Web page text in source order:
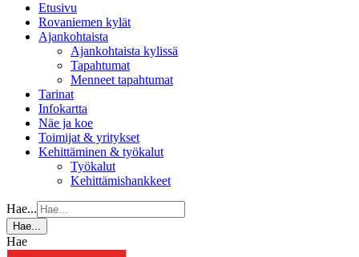
Etusivu
Rovaniemen kylät
Ajankohtaista
Ajankohtaista kylissä
Tapahtumat
Menneet tapahtumat
Tarinat
Infokartta
Näe ja koe
Toimijat & yritykset
Kehittäminen & työkalut
Työkalut
Kehittämishankkeet
Hae...
Hae...
Hae